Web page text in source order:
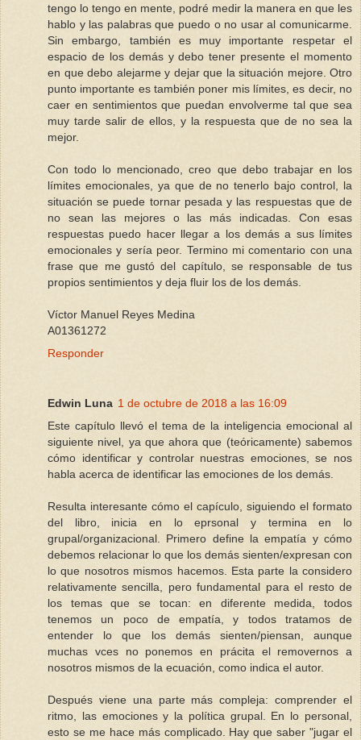
tengo lo tengo en mente, podré medir la manera en que les
hablo y las palabras que puedo o no usar al comunicarme.
Sin embargo, también es muy importante respetar el
espacio de los demás y debo tener presente el momento
en que debo alejarme y dejar que la situación mejore. Otro
punto importante es también poner mis límites, es decir, no
caer en sentimientos que puedan envolverme tal que sea
muy tarde salir de ellos, y la respuesta que de no sea la
mejor.
Con todo lo mencionado, creo que debo trabajar en los
límites emocionales, ya que de no tenerlo bajo control, la
situación se puede tornar pesada y las respuestas que de
no sean las mejores o las más indicadas. Con esas
respuestas puedo hacer llegar a los demás a sus límites
emocionales y sería peor. Termino mi comentario con una
frase que me gustó del capítulo, se responsable de tus
propios sentimientos y deja fluir los de los demás.
Víctor Manuel Reyes Medina
A01361272
Responder
Edwin Luna 1 de octubre de 2018 a las 16:09
Este capítulo llevó el tema de la inteligencia emocional al
siguiente nivel, ya que ahora que (teóricamente) sabemos
cómo identificar y controlar nuestras emociones, se nos
habla acerca de identificar las emociones de los demás.
Resulta interesante cómo el capículo, siguiendo el formato
del libro, inicia en lo eprsonal y termina en lo
grupal/organizacional. Primero define la empatía y cómo
debemos relacionar lo que los demás sienten/expresan con
lo que nosotros mismos hacemos. Esta parte la considero
relativamente sencilla, pero fundamental para el resto de
los temas que se tocan: en diferente medida, todos
tenemos un poco de empatía, y todos tratamos de
entender lo que los demás sienten/piensan, aunque
muchas vces no ponemos en prácita el removernos a
nosotros mismos de la ecuación, como indica el autor.
Después viene una parte más compleja: comprender el
ritmo, las emociones y la política grupal. En lo personal,
esto se me hace más complicado. Hay que saber "jugar el